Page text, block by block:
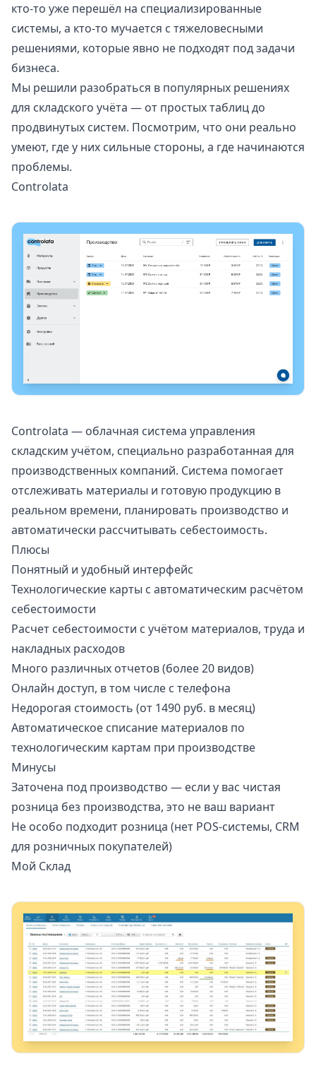
кто-то уже перешёл на специализированные
системы, а кто-то мучается с тяжеловесными
решениями, которые явно не подходят под задачи
бизнеса.
Мы решили разобраться в популярных решениях
для складского учёта — от простых таблиц до
продвинутых систем. Посмотрим, что они реально
умеют, где у них сильные стороны, а где начинаются
проблемы.
Controlata
Controlata — облачная система управления
складским учётом, специально разработанная для
производственных компаний. Система помогает
отслеживать материалы и готовую продукцию в
реальном времени, планировать производство и
автоматически рассчитывать себестоимость.
Плюсы
Понятный и удобный интерфейс
Технологические карты с автоматическим расчётом
себестоимости
Расчет себестоимости с учётом материалов, труда и
накладных расходов
Много различных отчетов (более 20 видов)
Онлайн доступ, в том числе с телефона
Недорогая стоимость (от 1490 руб. в месяц)
Автоматическое списание материалов по
технологическим картам при производстве
Минусы
Заточена под производство — если у вас чистая
розница без производства, это не ваш вариант
Не особо подходит розница (нет POS-системы, CRM
для розничных покупателей)
Мой Склад